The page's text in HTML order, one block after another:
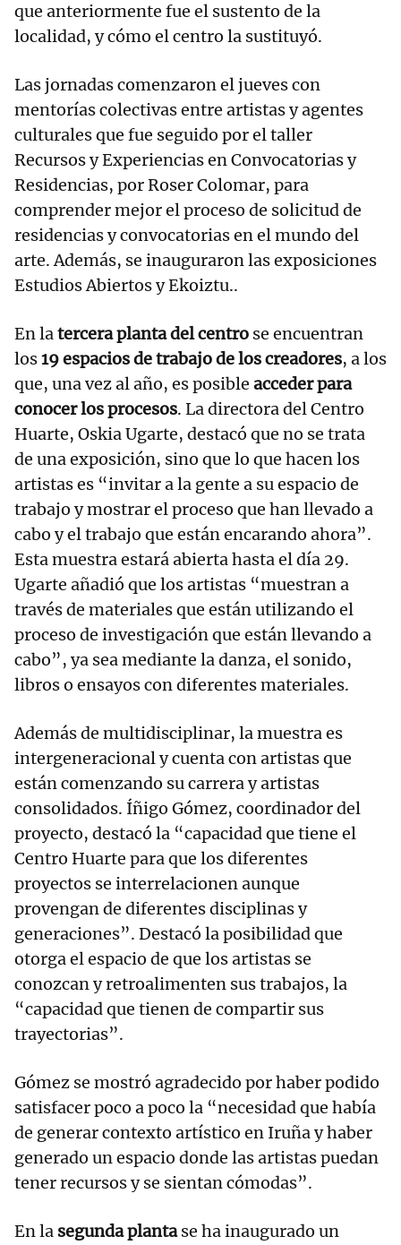
que anteriormente fue el sustento de la
localidad, y cómo el centro la sustituyó.
Las jornadas comenzaron el jueves con
mentorías colectivas entre artistas y agentes
culturales que fue seguido por el taller
Recursos y Experiencias en Convocatorias y
Residencias, por Roser Colomar, para
comprender mejor el proceso de solicitud de
residencias y convocatorias en el mundo del
arte. Además, se inauguraron las exposiciones
Estudios Abiertos y Ekoiztu..
En latercera planta del centro se encuentran
los19 espacios de trabajo de los creadores, a los
que, una vez al año, es posible acceder para
conocer los procesos. La directora del Centro
Huarte, Oskia Ugarte, destacó que no se trata
de una exposición, sino que lo que hacen los
artistas es “invitar a la gente a su espacio de
trabajo y mostrar el proceso que han llevado a
cabo y el trabajo que están encarando ahora”.
Esta muestra estará abierta hasta el día 29.
Ugarte añadió que los artistas “muestran a
través de materiales que están utilizando el
proceso de investigación que están llevando a
cabo”, ya sea mediante la danza, el sonido,
libros o ensayos con diferentes materiales.
Además de multidisciplinar, la muestra es
intergeneracional y cuenta con artistas que
están comenzando su carrera y artistas
consolidados. Íñigo Gómez, coordinador del
proyecto, destacó la “capacidad que tiene el
Centro Huarte para que los diferentes
proyectos se interrelacionen aunque
provengan de diferentes disciplinas y
generaciones”. Destacó la posibilidad que
otorga el espacio de que los artistas se
conozcan y retroalimenten sus trabajos, la
“capacidad que tienen de compartir sus
trayectorias”.
Gómez se mostró agradecido por haber podido
satisfacer poco a poco la “necesidad que había
de generar contexto artístico en Iruña y haber
generado un espacio donde las artistas puedan
tener recursos y se sientan cómodas”.
En la segunda plantase ha inaugurado un